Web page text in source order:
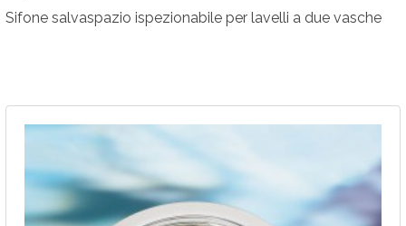
Sifone salvaspazio ispezionabile per lavelli a due vasche